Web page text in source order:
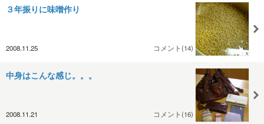
３年振りに味噌作り
2008.11.25 コメント(14)
中身はこんな感じ。。。
2008.11.21 コメント(16)